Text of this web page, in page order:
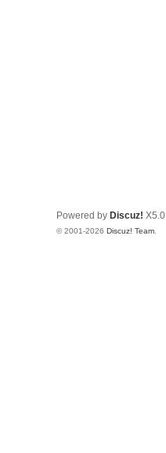
Powered by Discuz! X5.0
© 2001-2026 Discuz! Team